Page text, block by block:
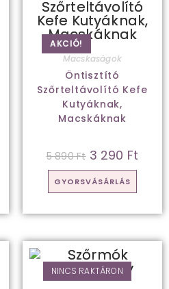
AKCIÓ!
Macskaságok
Öntisztító
Szőrteltávolító Kefe
Kutyáknak,
Macskáknak
5 890Ft 3 290 Ft
GYORSVÁSÁRLÁS
NINCS RAKTÁRON